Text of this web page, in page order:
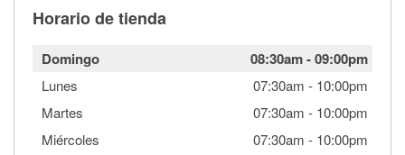
Horario de tienda
Domingo 08:30am-09:00pm
Lunes 07:30am - 10:00pm
Martes
07:30am - 10:00pm
Miércoles
07:30am - 10:00pm